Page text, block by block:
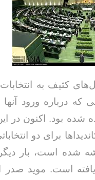
کثیف به
درباره ورود آنها
شده بود. اکنون در
برای دو
شده است، بار دیگر
است. موید صدر